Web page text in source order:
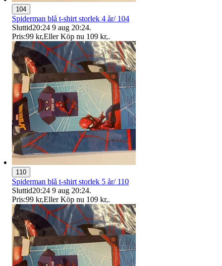
104
Spiderman blå t-shirt storlek 4 år/ 104
Sluttid20:24 9 aug 20:24.
Pris:99 kr,Eller Köp nu 109 kr,.
110
Spiderman blå t-shirt storlek 5 år/ 110
Sluttid20:24 9 aug 20:24.
Pris:99 kr,Eller Köp nu 109 kr,.